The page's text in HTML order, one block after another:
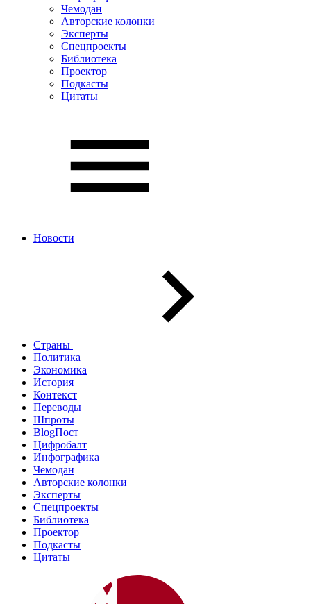
Чемодан
Авторские колонки
Эксперты
Спецпроекты
Библиотека
Проектор
Подкасты
Цитаты
Новости
Страны
Политика
Экономика
История
Контекст
Переводы
Шпроты
BlogПост
Цифробалт
Инфографика
Чемодан
Авторские колонки
Эксперты
Спецпроекты
Библиотека
Проектор
Подкасты
Цитаты